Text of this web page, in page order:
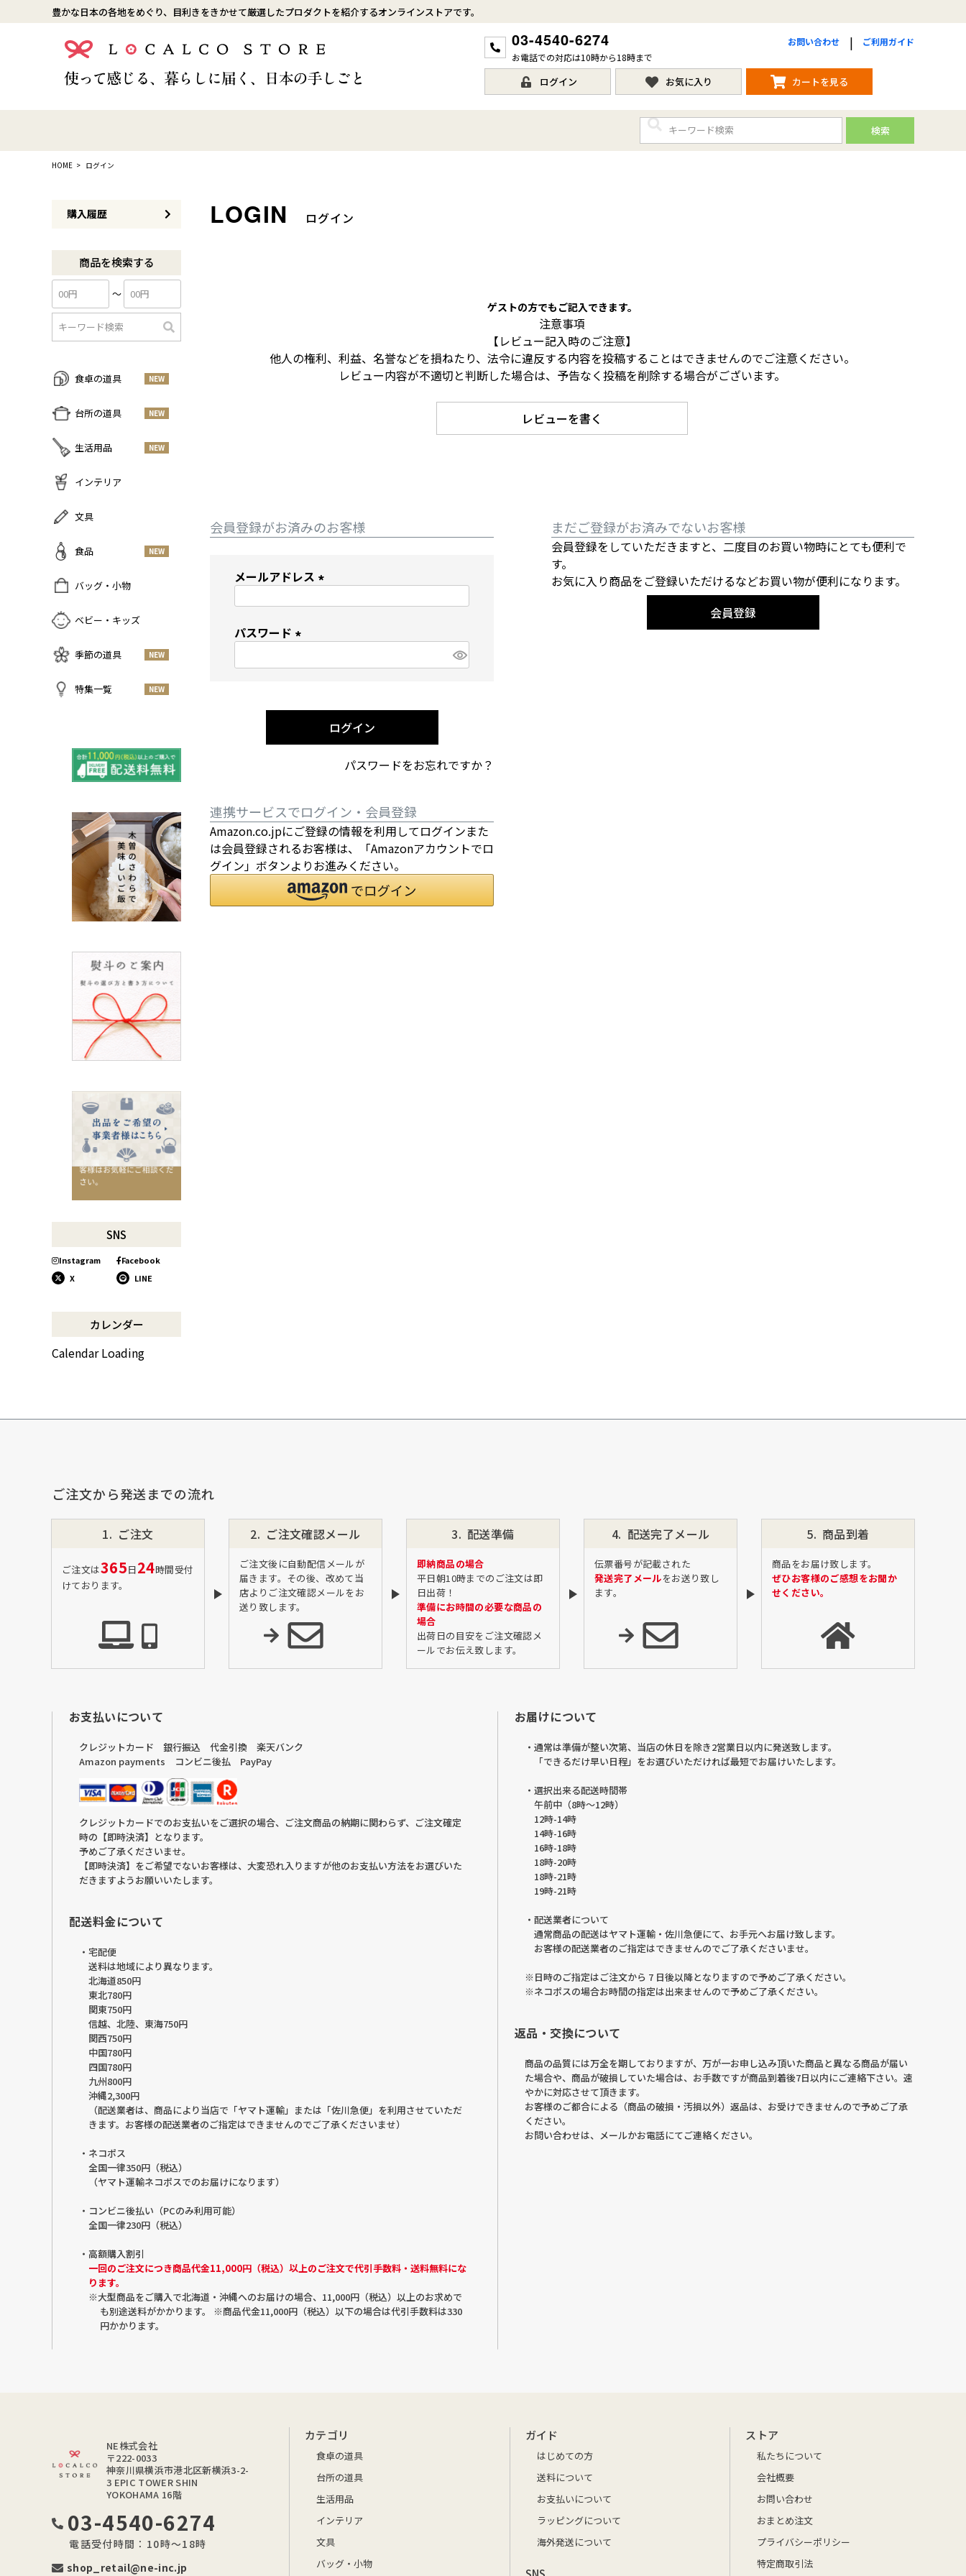
豊かな日本の各地をめぐり、目利きをきかせて厳選したプロダクトを紹介するオンラインストアです。
03-4540-6274
お電話での対応は10時から18時まで
お問い合わせ ご利用ガイド
ログイン お気に入り カートを見る
検索
HOME ログイン
購入履歴
商品を検索する
〜
検
食卓の道具 NEW
すべての商品をみる
丼・小鉢
お茶碗・汁椀
グラス・タンブラー
マグ・カップ・ソーサー
トレイ・コースター・鍋しき
お弁当グッズ
ポット・鉄瓶
急須・湯呑
台所の道具 NEW
すべての商品をみる
鍋・フライパン
調理器具
保存容器
その他キッチンツール
生活用品 NEW
すべての商品をみる
美容ケア
ガーデニング
インテリア
すべての商品をみる
香・ろうそく
花器
文具
すべての商品をみる
PCアクセサリー
その他
食品 NEW
すべての商品を見る
コーヒー
お酒 NEW
バッグ・小物
すべての商品をみる
名刺入れ・カードケース
傘
ベビー・キッズ
季節の道具 NEW
すべての商品をみる
特集一覧 NEW
よくある質問〈ほうき全
NEW
棕櫚箒と江戸箒の違い NEW
江戸箒の特徴 NEW
棕櫚箒の特徴 NEW
箒で見直す暮らしの基準 NEW
包丁のお手入れについて
SUSgalleryと過ごす至福の時間
千切りピーラーで仕込んでみよう
星座マグでくつろぎのひとときを
コーヒーミルで格別な1杯を味わ
行平鍋があればたいていのことは
大丈夫。
お肉も野菜もキッチン鋏にお任
お祝い事に欠かせない「ミニ鏡開
使い込んで育てる道具、卵焼き鍋
「毎日納豆を食べています！」と
いう方に、ぜひ使ってほしい山只
華陶苑の納豆鉢
菜箸」は、とても優秀な台所道
和の美しさを醸す志津刃物製作所
のペティナイフ「ゆり
手放せなくなる“キッチン用品”
material WOOD
NAGAE＋
名入れ特集
熨斗のご案内
SNS
Instagram
Facebook
X
LINE
カレンダー
Calendar Loading
ログイン
ゲストの方でもご記入できます。
注意事項
【レビュー記入時のご注意】
他人の権利、利益、名誉などを損ねたり、法令に違反する内容を投稿することはできませんのでご注意ください。
レビュー内容が不適切と判断した場合は、予告なく投稿を削除する場合がございます。
レビューを書く
会員登録がお済みのお客様
メールアドレス
パスワード
必
)
ログイン
パスワードをお忘れですか？
連携サービスでログイン・会員登録
Amazon.co.jpにご登録の情報を利用してログインまた
は会員登録されるお客様は、「Amazonアカウントでロ
グイン」ボタンよりお進みください。
まだご登録がお済みでないお客様
会員登録をしていただきますと、二度目のお買い物時にとても便利で
す。
お気に入り商品をご登録いただけるなどお買い物が便利になります。
会員登録
ご注文から発送までの流れ
ご注文
ご注文は365日24時間受付
けております。
ご注文確認メール
ご注文後に自動配信メールが
届きます。その後、改めて当
店よりご注文確認メールをお
送り致します。
配送準備
即納商品の場合
平日朝10時までのご注文は即
日出荷！
準備にお時間の必要な商品の
場合
出荷日の目安をご注文確認メ
ールでお伝え致します。
配送完了メール
伝票番号が記載された
発送完了メールをお送り致し
ます。
商品到着
商品をお届け致します。
ぜひお客様のご感想をお聞か
せください。
お支払いについて
クレジットカード 銀行振込 代金引換 楽天バンク
Amazon payments コンビニ後払 PayPay
クレジットカードでのお支払いをご選択の場合、ご注文商品の納期に関わらず、ご注文確定
時の【即時決済】となります。
予めご了承くださいませ。
【即時決済】をご希望でないお客様は、大変恐れ入りますが他のお支払い方法をお選びいた
だきますようお願いいたします。
配送料金について
・宅配便
送料は地域により異なります。
北海道850円
東北780円
関東750円
信越、北陸、東海750円
関西750円
中国780円
四国780円
九州800円
沖縄2,300円
（配送業者は、商品により当店で「ヤマト運輸」または「佐川急便」を利用させていただ
きます。お客様の配送業者のご指定はできませんのでご了承くださいませ）
・ネコポス
全国一律350円（税込）
（ヤマト運輸ネコポスでのお届けになります）
・コンビニ後払い（PCのみ利用可能）
全国一律230円（税込）
・高額購入割引
一回のご注文につき商品代金11,000円（税込）以上のご注文で代引手数料・送料無料にな
ります。
※大型商品をご購入で北海道・沖縄へのお届けの場合、11,000円（税込）以上のお求めで
も別途送料がかかります。 ※商品代金11,000円（税込）以下の場合は代引手数料は330
円かかります。
お届けについて
・通常は準備が整い次第、当店の休日を除き2営業日以内に発送致します。
「できるだけ早い日程」をお選びいただければ最短でお届けいたします。
・選択出来る配送時間帯
午前中（8時～12時）
12時-14時
14時-16時
16時-18時
18時-20時
18時-21時
19時-21時
・配送業者について
通常商品の配送はヤマト運輸・佐川急便にて、お手元へお届け致します。
お客様の配送業者のご指定はできませんのでご了承くださいませ。
※日時のご指定はご注文から 7 日後以降となりますので予めご了承ください。
※ネコポスの場合お時間の指定は出来ませんので予めご了承ください。
返品・交換について
商品の品質には万全を期しておりますが、万が一お申し込み頂いた商品と異なる商品が届い
た場合や、商品が破損していた場合は、お手数ですが商品到着後7日以内にご連絡下さい。速
やかに対応させて頂きます。
お客様のご都合による（商品の破損・汚損以外）返品は、お受けできませんので予めご了承
ください。
お問い合わせは、メールかお電話にてご連絡ください。
NE株式会社
〒222-0033
神奈川県横浜市港北区新横浜3-2-
3 EPIC TOWER SHIN
YOKOHAMA 16階
03-4540-6274
電話受付時間：10時～18時
shop_retail@ne-inc.jp
カテゴリ
食卓の道具
台所の道具
生活用品
インテリア
文具
バッグ・小物
ガイド
はじめての方
送料について
お支払いについて
ラッピングについて
海外発送について
ストア
私たちについて
会社概要
お問い合わせ
おまとめ注文
プライバシーポリシー
特定商取引法